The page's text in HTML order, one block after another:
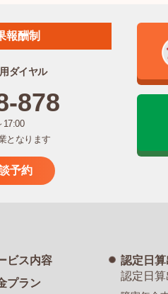
報酬制
ダイヤル
878
となります
予約
ビス内容
プラン
認定日
認定日